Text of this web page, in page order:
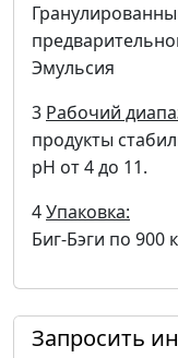
Эмульсия
3 Рабочий
продукты
pH от 4 до 11.
4Упаковка:
Биг-Бэги по 900
Запросить